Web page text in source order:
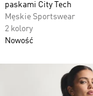
paskami City Tech
Męskie Sportswear
2 kolory
Nowość